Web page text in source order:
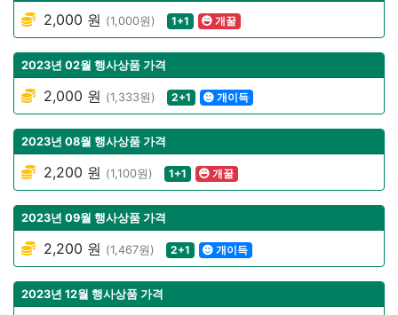
2,000 원 (1,000원) 1+1 개꿀
2023년 02월 행사상품 가격
2,000 원 (1,333원) 2+1 개이득
2023년 08월 행사상품 가격
2,200 원 (1,100원) 1+1 개꿀
2023년 09월 행사상품 가격
2,200 원 (1,467원) 2+1 개이득
2023년 12월 행사상품 가격